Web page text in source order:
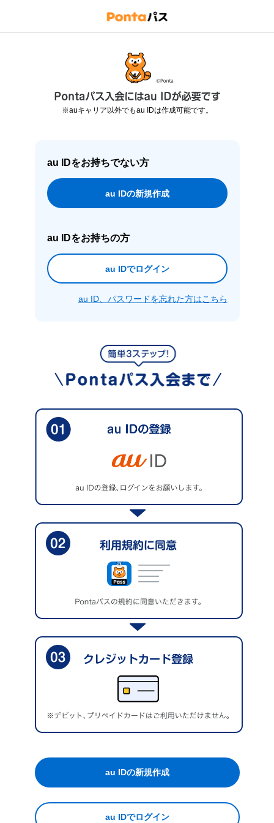
※auキャリア以外でもau IDは作成可能です。
au IDをお持ちでない方
au IDの新規作成
au IDをお持ちの方
au IDでログイン
au ID、パスワードを忘れた方はこちら
au IDの新規作成
au IDでログイン